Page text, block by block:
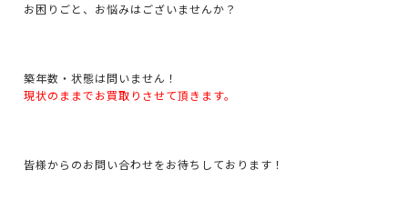
お困りごと、お悩みはございませんか？
築年数・状態は問いません！
現状のままでお買取りさせて頂きます。
皆様からのお問い合わせをお待ちしております！